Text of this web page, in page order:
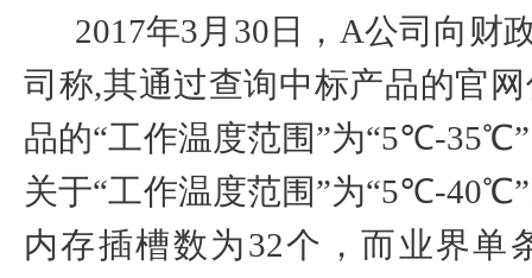
2017年3月 30 日， A公司向财
司称,其通过查询中标产品的官
品的“工作温度范围”为“5℃-35℃”
关于“工作温度范围”为“5℃-40℃”
内存插槽数为32个，而业界单